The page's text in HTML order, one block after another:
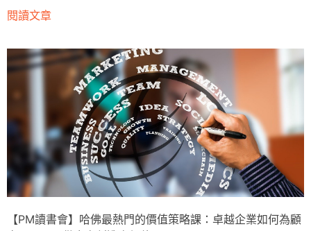
閱讀文章
【PM讀書會】哈佛最熱門的價值策略課：卓越企業如何為顧